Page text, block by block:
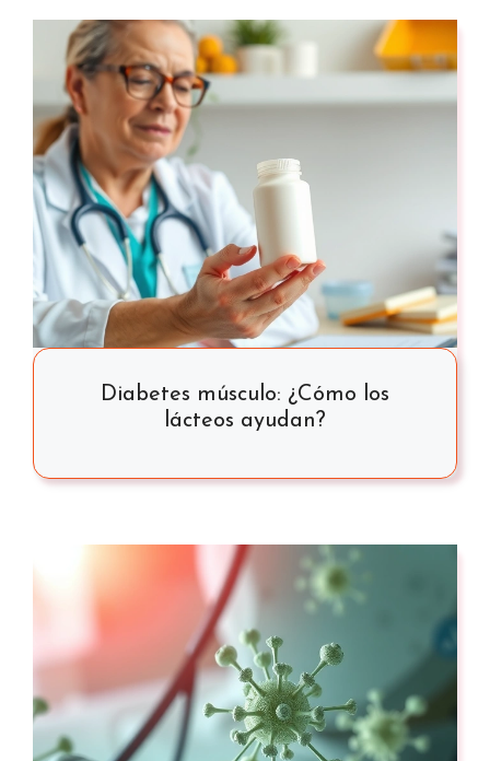
Diabetes músculo: ¿Cómo los
lácteos ayudan?